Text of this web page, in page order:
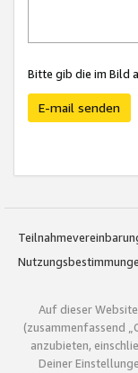
Bitte gib die im Bild
E-mail senden
Auf dieser
(zusammenfassend
anzubieten,
Deiner